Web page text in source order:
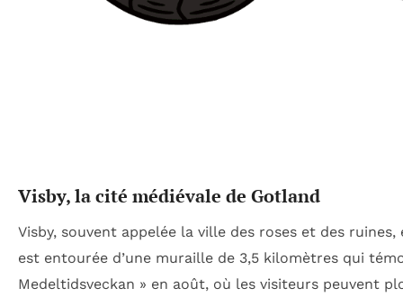
Visby, la cité médiévale de Gotland
Visby, souvent appelée la ville des roses et des
est entourée d’une muraille de 3,5 kilomètres qui
Medeltidsveckan » en août, où les visiteurs peuvent